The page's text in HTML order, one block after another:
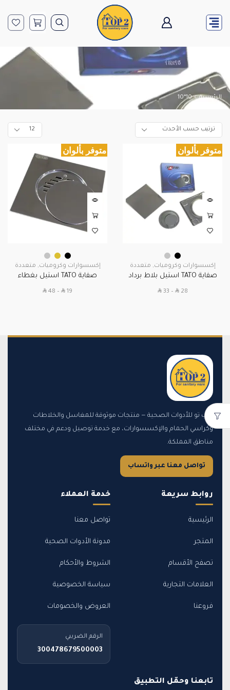
الرئيسية 10*10
متوفر بألوان
إكسسوارات وكروميات, متعددة
صفاية TATO استيل بلاط برداد
SAR28
–
SAR33
متوفر بألوان
إكسسوارات وكروميات, متعددة
صفاية TATO استيل بغطاء
SAR 19
–
SAR 48
توب تو للأدوات الصحية — منتجات موثوقة للمغاسل والخلاطات
وكراسي الحمام والإكسسوارات، مع خدمة توصيل ودعم في مختلف
مناطق المملكة.
تواصل معنا عبر واتساب
روابط سريعة
الرئيسية
المتجر
تصفح الأقسام
العلامات التجارية
فروعنا
خدمة العملاء
تواصل معنا
مدونة الأدوات الصحية
الشروط والأحكام
سياسة الخصوصية
العروض والخصومات
الرقم الضريبي
300478679500003
تابعنا وحمّل التطبيق